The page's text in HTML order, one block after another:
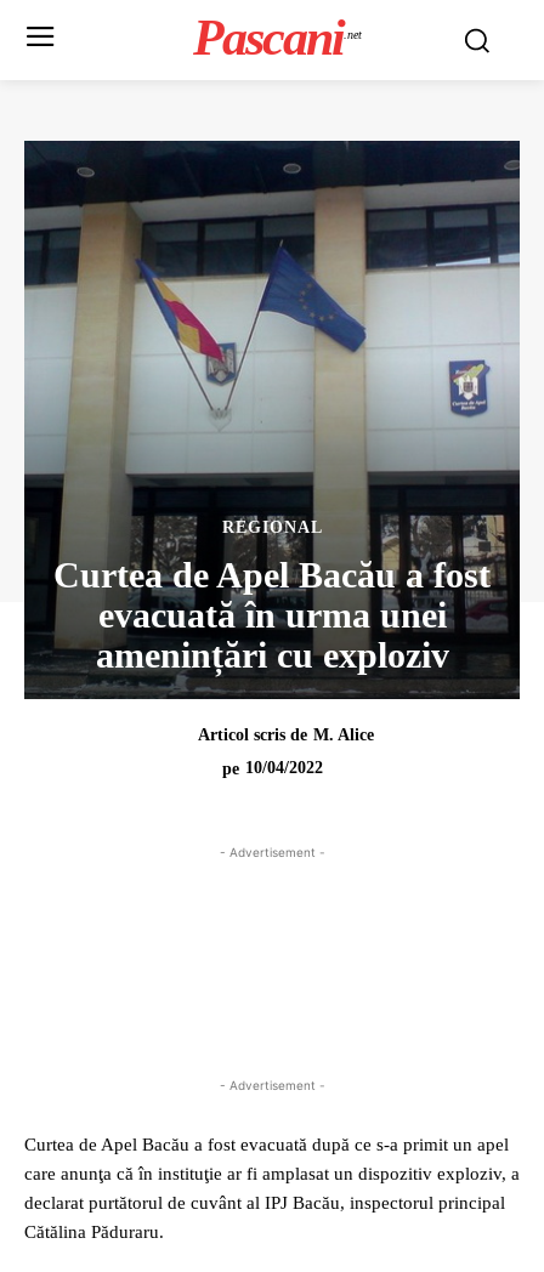
Pascani .net
REGIONAL
Curtea de Apel Bacău a fost
evacuată în urma unei
amenințări cu exploziv
Articol scris de M. Alice
pe 10/04/2022
- Advertisement -
- Advertisement -
Curtea de Apel Bacău a fost evacuată după ce s-a primit un apel
care anunţa că în instituţie ar fi amplasat un dispozitiv exploziv, a
declarat purtătorul de cuvânt al IPJ Bacău, inspectorul principal
Cătălina Păduraru.